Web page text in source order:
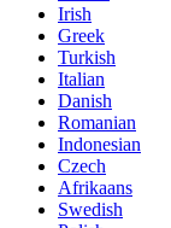
Irish
Greek
Turkish
Italian
Danish
Romanian
Indonesian
Czech
Afrikaans
Swedish